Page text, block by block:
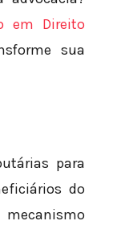
em Direito
sua
para
do
mecanismo